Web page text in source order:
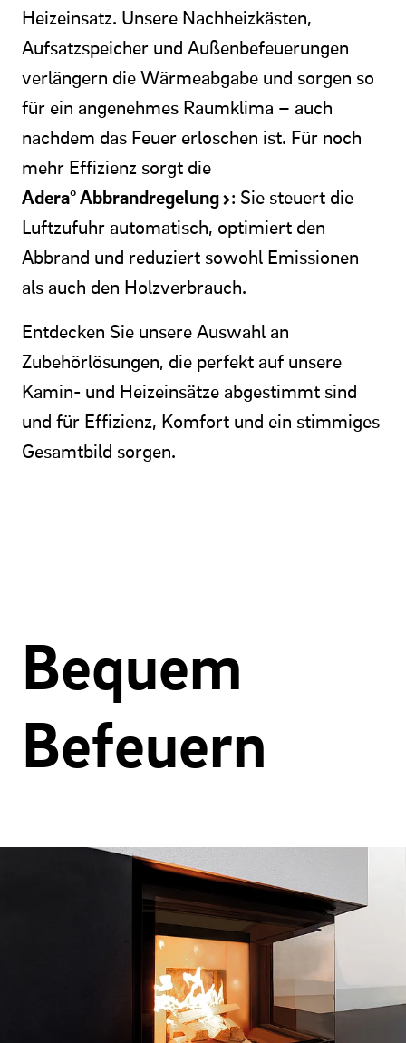
Heizeinsatz. Unsere Nachheizkästen,
Aufsatzspeicher und Außenbefeuerungen
verlängern die Wärmeabgabe und sorgen so
für ein angenehmes Raumklima – auch
nachdem das Feuer erloschen ist. Für noch
mehr Effizienz sorgt die
Adera° Abbrandregelung : Sie steuert die
Luftzufuhr automatisch, optimiert den
Abbrand und reduziert sowohl Emissionen
als auch den Holzverbrauch.
Entdecken Sie unsere Auswahl an
Zubehörlösungen, die perfekt auf unsere
Kamin- und Heizeinsätze abgestimmt sind
und für Effizienz, Komfort und ein stimmiges
Gesamtbild sorgen.
Bequem
Befeuern